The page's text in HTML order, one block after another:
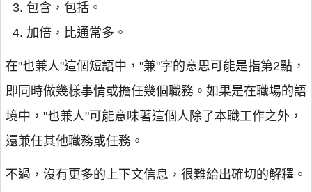
包含，包括。
加倍，比通常多。
在"也兼人"這個短語中，"兼"字的意思可能是指第2點，
即同時做幾樣事情或擔任幾個職務。如果是在職場的語
境中，"也兼人"可能意味著這個人除了本職工作之外，
還兼任其他職務或任務。
不過，沒有更多的上下文信息，很難給出確切的解釋。